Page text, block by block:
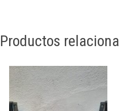
Productos